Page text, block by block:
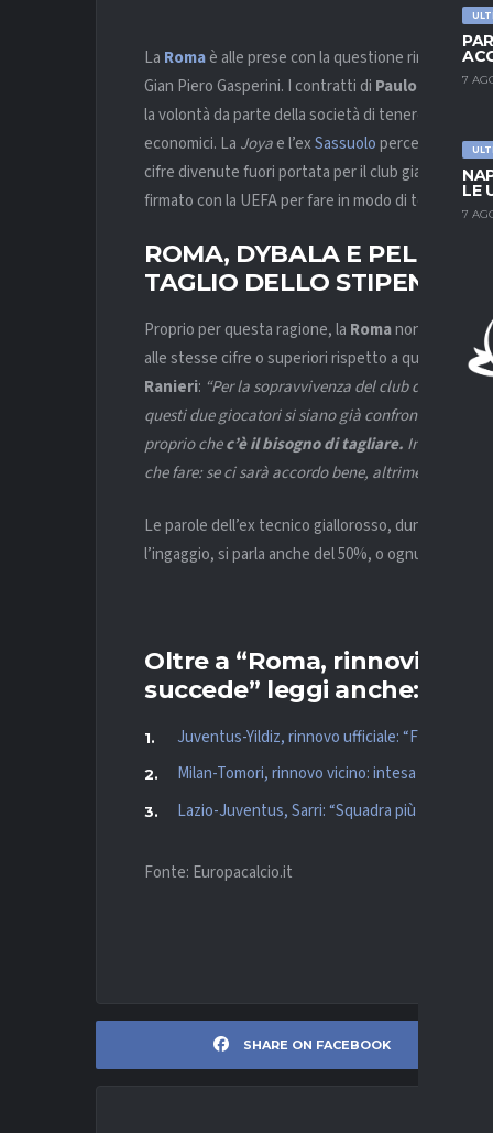
7
LE
7
La Romaè alle prese con la questione rinnovi di
Gian Piero Gasperini. I contratti di Paulo Dybalae
la volontà da parte della società di tenere entrambi
economici. La Joyae l’exSassuolopercepiscono
cifre divenute fuori portata per il club giallorosso,
firmato con la UEFA per fare in modo di tornare in
ROMA, DYBALA E
TAGLIO DELLO STIPENDIO
Proprio per questa ragione, la Romanon ha
alle stesse cifre o superiori rispetto a quelle
Ranieri: “Per la sopravvivenza del club dobbiamo
questi due giocatori si siano già confrontati con la
proprio chec’è il bisogno di tagliare. In base a
che fare: se ci sarà accordo bene, altrimenti ci
Le parole dell’ex tecnico giallorosso, dunque, sono
l’ingaggio, si parla anche del 50%, o ognuno
Oltre a “Roma, rinnovi
succede” leggi anche:
Juventus-Yildiz, rinnovo ufficiale: “Felice,
Milan-Tomori, rinnovo vicino: intesa in fase
Lazio-Juventus, Sarri: “Squadra più pronta
Fonte: Europacalcio.it
SHARE ON FACEBOOK